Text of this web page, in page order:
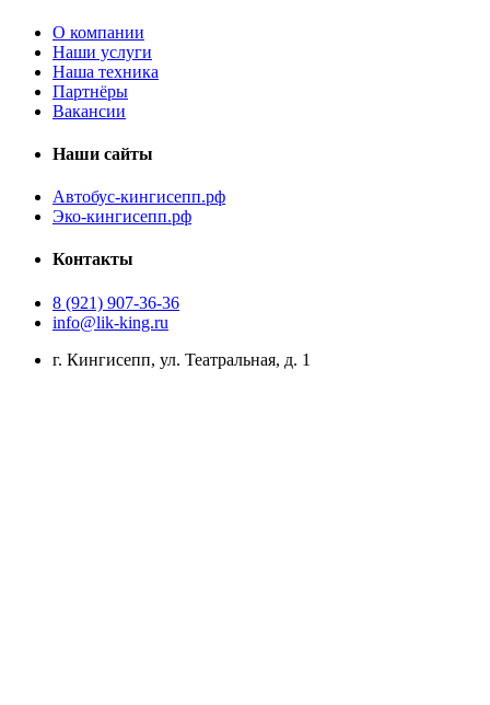
О компании
Наши услуги
Наша техника
Партнёры
Вакансии
Наши сайты
Автобус-кингисепп.рф
Эко-кингисепп.рф
Контакты
8 (921) 907-36-36
info@lik-king.ru
г. Кингисепп, ул. Театральная, д. 1